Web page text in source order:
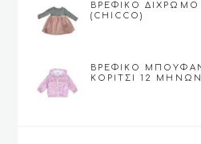
ΒΡΕΦΙΚΟ
(CHICCO)
ΒΡΕΦΙΚΌ
ΚΟΡΊΤΣΙ 12